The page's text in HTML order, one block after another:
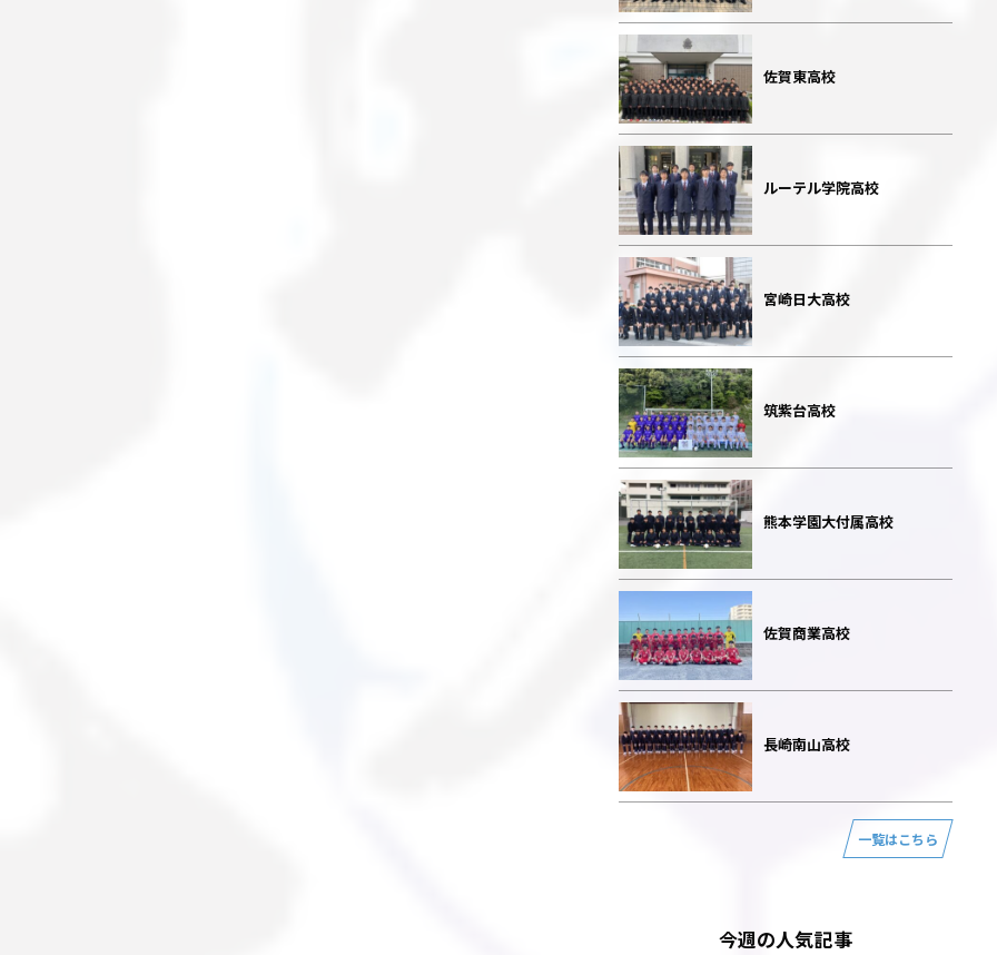
佐賀東高校
ルーテル学院高校
宮崎日大高校
筑紫台高校
熊本学園大付属高校
佐賀商業高校
長崎南山高校
一覧はこちら
今週の人気記事